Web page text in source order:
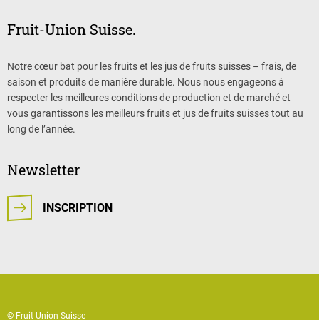
Fruit-Union Suisse.
Notre cœur bat pour les fruits et les jus de fruits suisses – frais, de
saison et produits de manière durable. Nous nous engageons à
respecter les meilleures conditions de production et de marché et
vous garantissons les meilleurs fruits et jus de fruits suisses tout au
long de l’année.
Newsletter
INSCRIPTION
© Fruit-Union Suisse